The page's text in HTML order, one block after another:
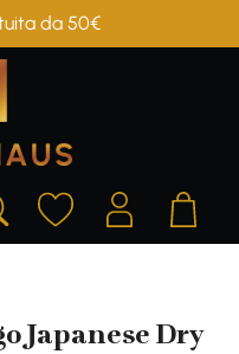
da 50€
Japanese Dry